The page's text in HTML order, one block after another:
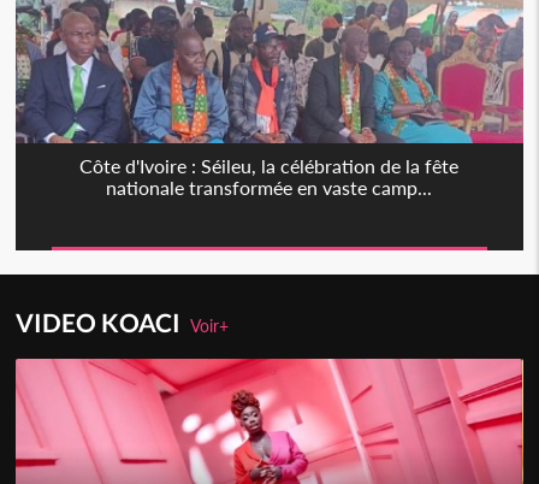
Côte d'Ivoire : Séileu, la célébration de la fête
nationale transformée en vaste camp...
VIDEO KOACIVoir+